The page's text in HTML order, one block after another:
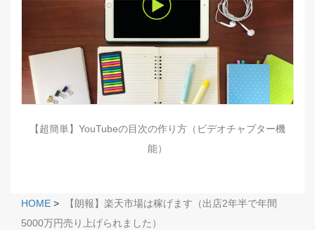
【超簡単】YouTubeの目次の作り方（ビデオチャプター機
能）
HOME >
【朗報】楽天市場は稼げます（出店2年半で年間
5000万円売り上げられました）